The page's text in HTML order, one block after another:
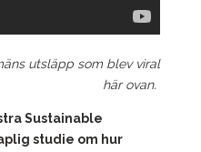
utsläpp som blev viral
här ovan.
Sustainable
studie om hur